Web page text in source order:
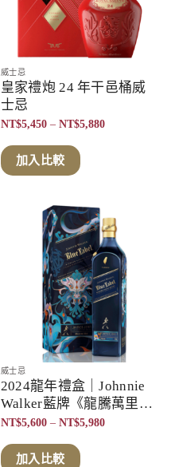
威士忌
皇家禮炮 24 年干邑桶威
士忌
NT$5,450 – NT$5,880價
加入比較
威士忌
2024龍年禮盒｜Johnnie
Walker藍牌《龍騰萬里》
龍年珍藏限定版
NT$5,600 – NT$5,980價
加入比較